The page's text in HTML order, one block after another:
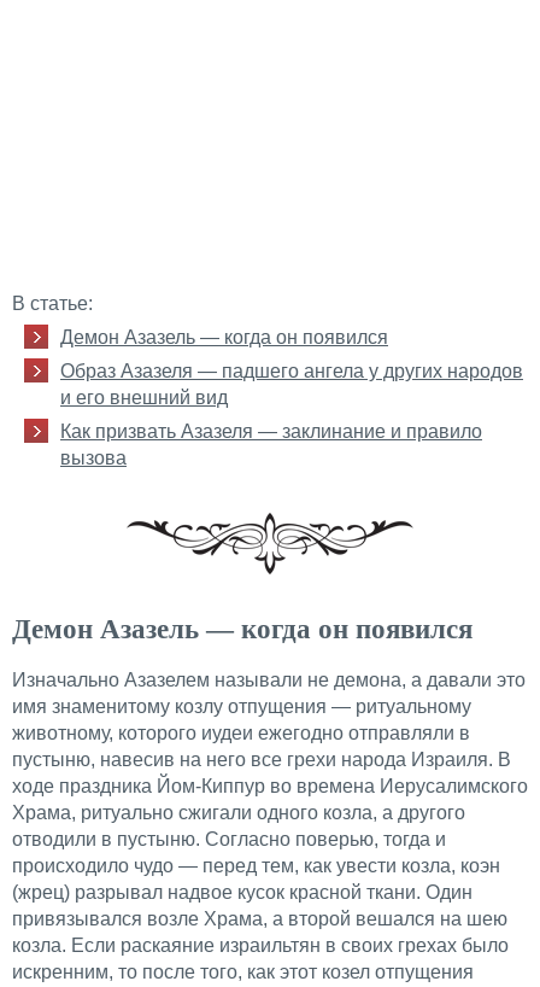
В статье:
Демон Азазель — когда он появился
Образ Азазеля — падшего ангела у других народов
и его внешний вид
Как призвать Азазеля — заклинание и правило
вызова
Демон Азазель — когда он появился
Изначально Азазелем называли не демона, а давали это
имя знаменитому козлу отпущения — ритуальному
животному, которого иудеи ежегодно отправляли в
пустыню, навесив на него все грехи народа Израиля. В
ходе праздника Йом-Киппур во времена Иерусалимского
Храма, ритуально сжигали одного козла, а другого
отводили в пустыню. Согласно поверью, тогда и
происходило чудо — перед тем, как увести козла, коэн
(жрец) разрывал надвое кусок красной ткани. Один
привязывался возле Храма, а второй вешался на шею
козла. Если раскаяние израильтян в своих грехах было
искренним, то после того, как этот козел отпущения